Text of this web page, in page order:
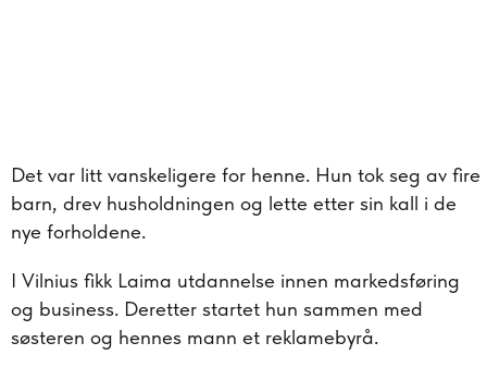
Det var litt vanskeligere for henne. Hun tok seg av fire
barn, drev husholdningen og lette etter sin kall i de
nye forholdene.
I Vilnius fikk Laima utdannelse innen markedsføring
og business. Deretter startet hun sammen med
søsteren og hennes mann et reklamebyrå.